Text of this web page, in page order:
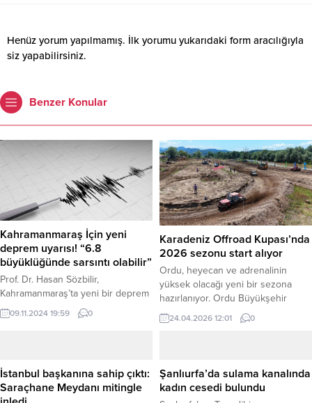
Henüz yorum yapılmamış. İlk yorumu yukarıdaki form aracılığıyla
siz yapabilirsiniz.
Benzer Konular
Kahramanmaraş İçin yeni
deprem uyarısı! “6.8
büyüklüğünde sarsıntı olabilir”
Prof. Dr. Hasan Sözbilir,
Kahramanmaraş’ta yeni bir deprem
riski olduğunu belirterek, Maraş
Fay Zonu’nun henüz kırılmadığını
Mühendislik Fakültesi Jeoloji
Bölümü Öğretim Üyesi ve AFAD
09.11.2024 19:59 0
Karadeniz Offroad Kupası’nda
2026 sezonu start alıyor
Ordu, heyecan ve adrenalinin
yüksek olacağı yeni bir sezona
hazırlanıyor. Ordu Büyükşehir
Belediyesi ile Türkiye Otomobil
Sporları Federasyonu’nun iş
yılı yarış takvimi kamuoyuyla
paylaşıldı. Haber Merkezi – Ordu,
24.04.2026 12:01 0
İstanbul başkanına sahip çıktı:
Saraçhane Meydanı mitingle
Şanlıurfa’da sulama kanalında
kadın cesedi bulundu